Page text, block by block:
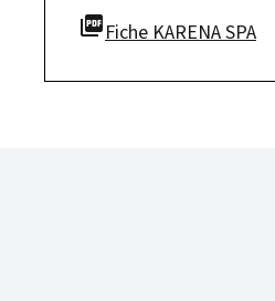
picture_as_pdfFiche KARENA SPA